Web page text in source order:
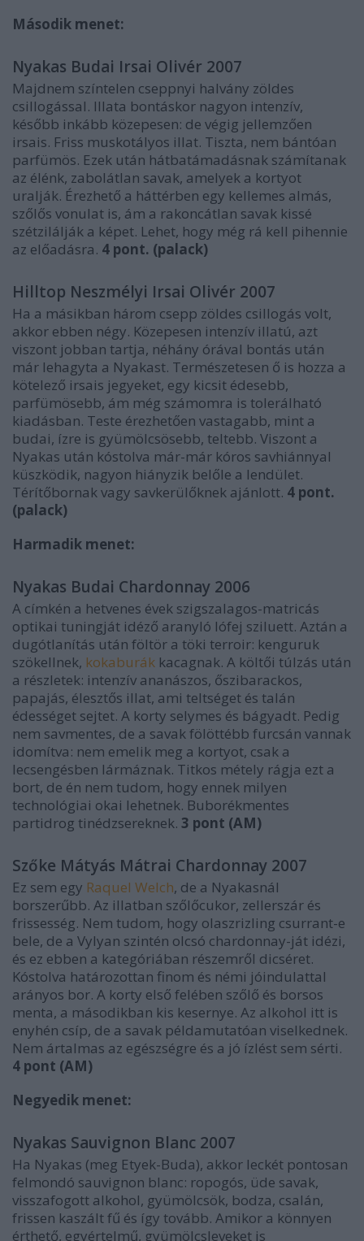
Második menet:
Nyakas Budai Irsai Olivér 2007
Majdnem színtelen cseppnyi halvány zöldes
csillogással. Illata bontáskor nagyon intenzív,
később inkább közepesen: de végig jellemzően
irsais. Friss muskotályos illat. Tiszta, nem bántóan
parfümös. Ezek után hátbatámadásnak számítanak
az élénk, zabolátlan savak, amelyek a kortyot
uralják. Érezhető a háttérben egy kellemes almás,
szőlős vonulat is, ám a rakoncátlan savak kissé
szétzilálják a képet. Lehet, hogy még rá kell pihennie
az előadásra. 4 pont. (palack)
Hilltop Neszmélyi Irsai Olivér 2007
Ha a másikban három csepp zöldes csillogás volt,
akkor ebben négy. Közepesen intenzív illatú, azt
viszont jobban tartja, néhány órával bontás után
már lehagyta a Nyakast. Természetesen ő is hozza a
kötelező irsais jegyeket, egy kicsit édesebb,
parfümösebb, ám még számomra is tolerálható
kiadásban. Teste érezhetően vastagabb, mint a
budai, ízre is gyümölcsösebb, teltebb. Viszont a
Nyakas után kóstolva már-már kóros savhiánnyal
küszködik, nagyon hiányzik belőle a lendület.
Térítőbornak vagy savkerülőknek ajánlott. 4 pont.
(palack)
Harmadik menet:
Nyakas Budai Chardonnay 2006
A címkén a hetvenes évek szigszalagos-matricás
optikai tuningját idéző aranyló lófej sziluett. Aztán a
dugótlanítás után föltör a töki terroir: kenguruk
szökellnek, kokaburák kacagnak. A költői túlzás után
a részletek: intenzív ananászos, őszibarackos,
papajás, élesztős illat, ami teltséget és talán
édességet sejtet. A korty selymes és bágyadt. Pedig
nem savmentes, de a savak fölöttébb furcsán vannak
idomítva: nem emelik meg a kortyot, csak a
lecsengésben lármáznak. Titkos métely rágja ezt a
bort, de én nem tudom, hogy ennek milyen
technológiai okai lehetnek. Buborékmentes
partidrog tinédzsereknek. 3 pont (AM)
Szőke Mátyás Mátrai Chardonnay 2007
Ez sem egy Raquel Welch, de a Nyakasnál
borszerűbb. Az illatban szőlőcukor, zellerszár és
frissesség. Nem tudom, hogy olaszrizling csurrant-e
bele, de a Vylyan szintén olcsó chardonnay-ját idézi,
és ez ebben a kategóriában részemről dicséret.
Kóstolva határozottan finom és némi jóindulattal
arányos bor. A korty első felében szőlő és borsos
menta, a másodikban kis kesernye. Az alkohol itt is
enyhén csíp, de a savak példamutatóan viselkednek.
Nem ártalmas az egészségre és a jó ízlést sem sérti.
4 pont (AM)
Negyedik menet:
Nyakas Sauvignon Blanc 2007
Ha Nyakas (meg Etyek-Buda), akkor leckét pontosan
felmondó sauvignon blanc: ropogós, üde savak,
visszafogott alkohol, gyümölcsök, bodza, csalán,
frissen kaszált fű és így tovább. Amikor a könnyen
érthető, egyértelmű, gyümölcsleveket is